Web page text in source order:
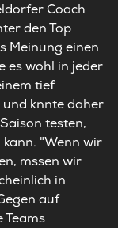
Coach
den Top
Meinung einen
es wohl in jeder
tief
und knnte daher
testen,
"Wenn wir
mssen wir
in
auf
Teams